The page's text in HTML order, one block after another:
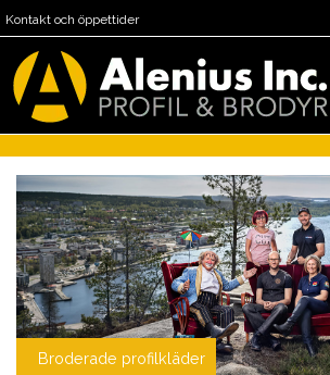
Kontakt och öppettider
Broderade profilkläder